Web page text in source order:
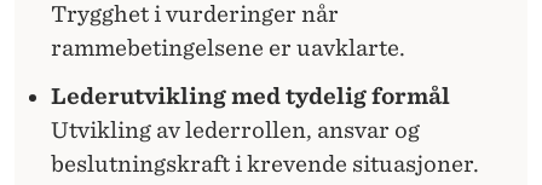
Trygghet i vurderinger når
rammebetingelsene er uavklarte.
Lederutvikling med tydelig formål
Utvikling av lederrollen, ansvar og
beslutningskraft i krevende situasjoner.